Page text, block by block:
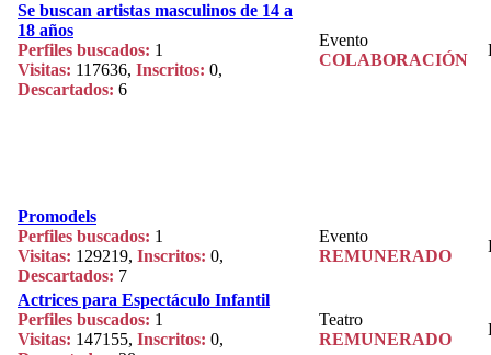
Se buscan artistas masculinos de 14 a
18 años
Perfiles buscados: 1
Visitas: 117636, Inscritos: 0,
Descartados: 6
Evento
COLABORACIÓN
Promodels
Perfiles buscados: 1
Visitas: 129219, Inscritos: 0,
Descartados: 7
Evento
REMUNERADO
Actrices para Espectáculo Infantil
Perfiles buscados: 1
Visitas: 147155, Inscritos: 0,
Teatro
REMUNERADO